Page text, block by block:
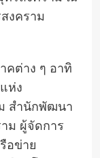
งคราม
คต่าง ๆ อาทิ
ห่ง
สำนักพัฒนา
ม ผู้จัดการ
อข่าย